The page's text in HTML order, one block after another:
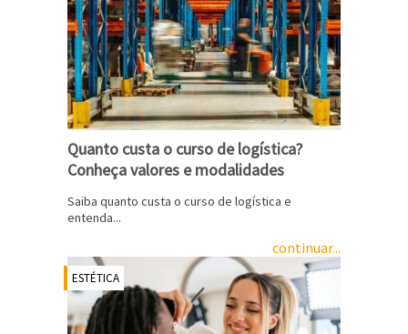
Quanto custa o curso de logística?
Conheça valores e modalidades
Saiba quanto custa o curso de logística e
entenda...
continuar...
ESTÉTICA